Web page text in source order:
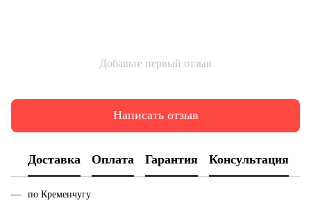
Добавьте первый отзыв
Написать отзыв
Доставка Оплата Гарантия Консультация
по Кременчугу